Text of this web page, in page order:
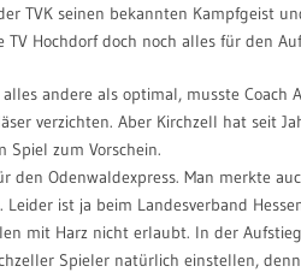
TVK seinen bekannten Kampfgeist
Hochdorf doch noch alles für den
andere als optimal, musste
verzichten. Aber Kirchzell hat seit
Spiel zum Vorschein.
den Odenwaldexpress. Man merkte
ist ja beim Landesverband
mit Harz nicht erlaubt. In der
Spieler natürlich einstellen,